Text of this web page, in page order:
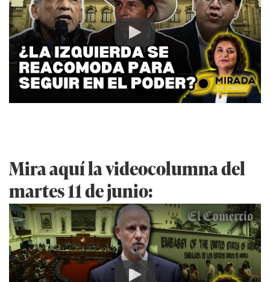
Play
Mira aquí la videocolumna del
martes 11 de junio: